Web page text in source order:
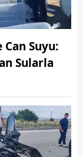
Suyu:
Sularla